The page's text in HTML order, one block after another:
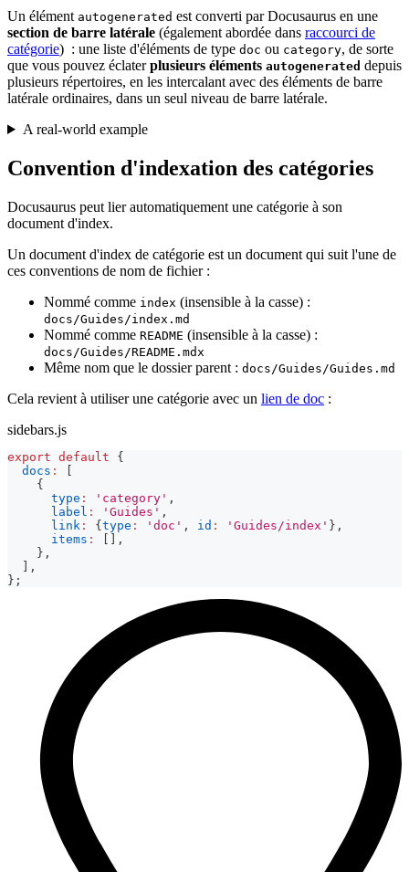
Un élément autogenerated est converti par Docusaurus en une
section de barre latérale (également abordée dans raccourci de
catégorie) : une liste d'éléments de type doc ou category, de sorte
que vous pouvez éclaterplusieurs éléments autogenerated depuis
plusieurs répertoires, en les intercalant avec des éléments de barre
latérale ordinaires, dans un seul niveau de barre latérale.
A real-world example
Convention d'indexation des catégories
Docusaurus peut lier automatiquement une catégorie à son
document d'index.
Un document d'index de catégorie est un document qui suit l'une de
ces conventions de nom de fichier :
Nommé comme index (insensible à la casse) :
docs/Guides/index.md
Nommé comme README (insensible à la casse) :
docs/Guides/README.mdx
Même nom que le dossier parent : docs/Guides/Guides.md
Cela revient à utiliser une catégorie avec un lien de doc :
sidebars.js
export default
{
docs :
{
type : 'category' ,
label : 'Guides' ,
link : { type : 'doc' , id : 'Guides/index' } ,
items :
,
} ,
,
} ;